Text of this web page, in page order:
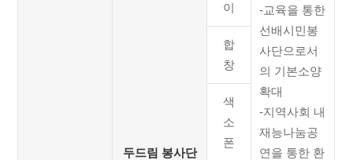
두드림 봉사단
-교육을 통한
선배시민봉
사단으로서
의 기본소양
확대
-지역사회 내
재능나눔공
연을 통한 환
이
합
창
색
소
폰